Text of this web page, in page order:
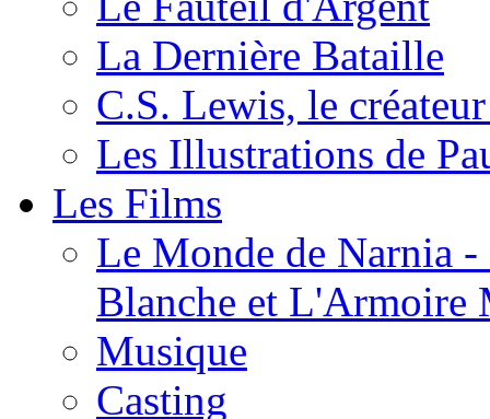
La Dernière Bataille
C.S. Lewis, le
Les Illustrations de
Les Films
Le Monde de Narnia
Blanche et L'Armoire
Musique
Casting